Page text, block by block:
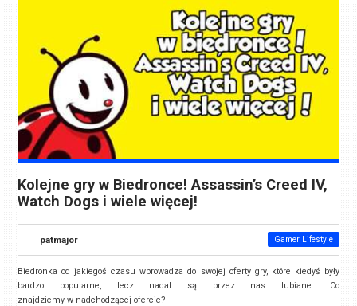
Kolejne gry w Biedronce! Assassin’s Creed IV,
Watch Dogs i wiele więcej!
patmajor Gamer Lifestyle
Biedronka od jakiegoś czasu wprowadza do swojej oferty gry, które kiedyś były
bardzo popularne, lecz nadal są przez nas lubiane. Co
znajdziemy w nadchodzącej ofercie?